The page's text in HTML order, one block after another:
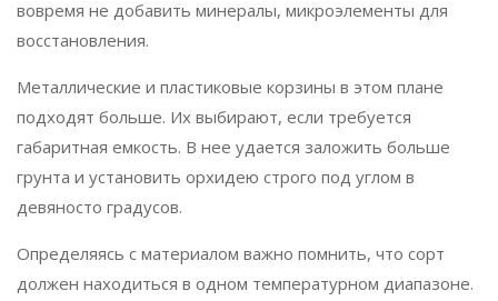
вовремя не добавить минералы, микроэлементы для
восстановления.
Металлические и пластиковые корзины в этом плане
подходят больше. Их выбирают, если требуется
габаритная емкость. В нее удается заложить больше
грунта и установить орхидею строго под углом в
девяносто градусов.
Определяясь с материалом важно помнить, что сорт
должен находиться в одном температурном диапазоне.